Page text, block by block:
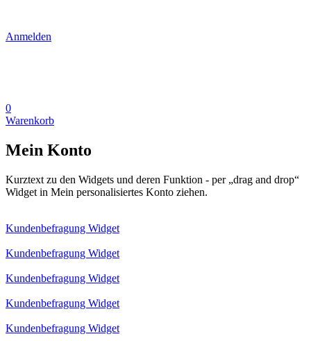
Anmelden
0
Warenkorb
Mein Konto
Kurztext zu den Widgets und deren Funktion - per „drag and drop“
Widget in Mein personalisiertes Konto ziehen.
Kundenbefragung Widget
Kundenbefragung Widget
Kundenbefragung Widget
Kundenbefragung Widget
Kundenbefragung Widget